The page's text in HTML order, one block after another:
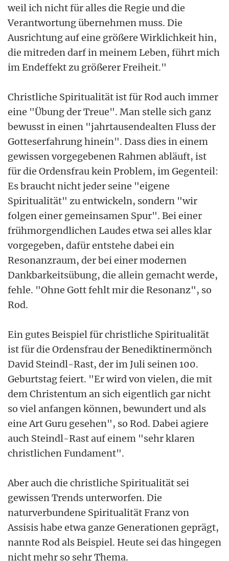
weil ich nicht für alles die Regie und die
Verantwortung übernehmen muss. Die
Ausrichtung auf eine größere Wirklichkeit hin,
die mitreden darf in meinem Leben, führt mich
im Endeffekt zu größerer Freiheit."
Christliche Spiritualität ist für Rod auch immer
eine "Übung der Treue". Man stelle sich ganz
bewusst in einen "jahrtausendealten Fluss der
Gotteserfahrung hinein". Dass dies in einem
gewissen vorgegebenen Rahmen abläuft, ist
für die Ordensfrau kein Problem, im Gegenteil:
Es braucht nicht jeder seine "eigene
Spiritualität" zu entwickeln, sondern "wir
folgen einer gemeinsamen Spur". Bei einer
frühmorgendlichen Laudes etwa sei alles klar
vorgegeben, dafür entstehe dabei ein
Resonanzraum, der bei einer modernen
Dankbarkeitsübung, die allein gemacht werde,
fehle. "Ohne Gott fehlt mir die Resonanz", so
Rod.
Ein gutes Beispiel für christliche Spiritualität
ist für die Ordensfrau der Benediktinermönch
David Steindl-Rast, der im Juli seinen 100.
Geburtstag feiert. "Er wird von vielen, die mit
dem Christentum an sich eigentlich gar nicht
so viel anfangen können, bewundert und als
eine Art Guru gesehen", so Rod. Dabei agiere
auch Steindl-Rast auf einem "sehr klaren
christlichen Fundament".
Aber auch die christliche Spiritualität sei
gewissen Trends unterworfen. Die
naturverbundene Spiritualität Franz von
Assisis habe etwa ganze Generationen geprägt,
nannte Rod als Beispiel. Heute sei das hingegen
nicht mehr so sehr Thema.